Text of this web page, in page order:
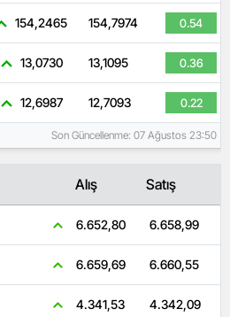
154,2465 154,7974 0.54
13,0730 13,1095 0.36
12,6987 12,7093 0.22
Son Güncellenme: 07 Ağustos 23:50
Alış Satış
6.652,80 6.658,99
6.659,69 6.660,55
4.341,53 4.342,09